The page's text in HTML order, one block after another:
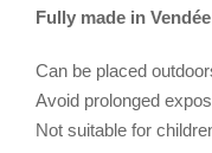
Fully made in
Can be placed
Avoid prolonged
Not suitable for